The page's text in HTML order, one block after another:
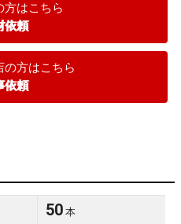
方はこちら
依頼
の方はこちら
依頼
50 本